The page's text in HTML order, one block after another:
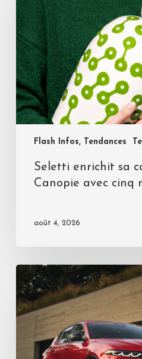
Flash Infos, Tendances
Seletti enrichit sa
Canopie avec cinq
août 4, 2026